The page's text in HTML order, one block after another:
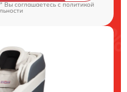
Вы соглашаетесь cполитикой